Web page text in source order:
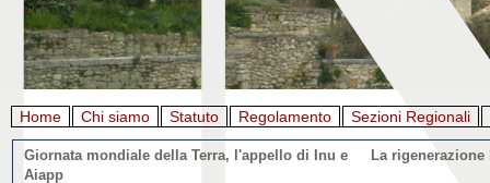
Home Chi siamo Statuto Regolamento Sezioni Regionali
La crisi dei porti durante la pandemia
(A proposito di)